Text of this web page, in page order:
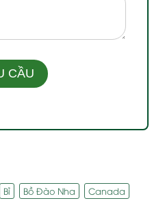
Bỉ Bồ Đào Nha Canada